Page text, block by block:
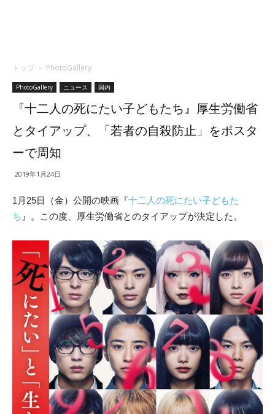
トップ PhotoGallery
PhotoGallery ニュース 国内
『十二人の死にたい子どもたち』厚生労働省
とタイアップ、「若者の自殺防止」をポスタ
ーで周知
2019年1月24日
1月25日（金）公開の映画『十二人の死にたい子どもた
ち 』。この度、厚生労働省とのタイアップが決定した。